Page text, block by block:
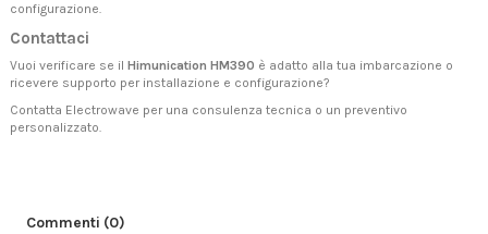
configurazione.
Contattaci
Vuoi verificare se il Himunication HM390 è adatto alla tua imbarcazione o
ricevere supporto per installazione e configurazione?
Contatta Electrowave per una consulenza tecnica o un preventivo
personalizzato.
Commenti (0)